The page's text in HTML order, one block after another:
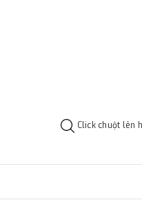
Click chuột lên